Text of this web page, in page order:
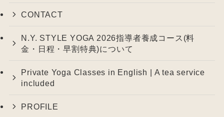
CONTACT
N.Y. STYLE YOGA 2026指導者養成コース(料
金・日程・早割特典)について
Private Yoga Classes in English | A tea service
included
PROFILE